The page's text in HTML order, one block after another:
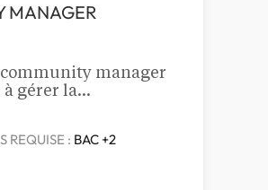
MANAGER
manager
à gérer la…
REQUISE : BAC +2